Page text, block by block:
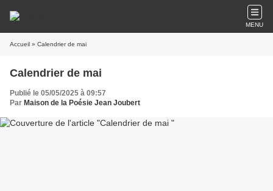
MENU
Accueil » Calendrier de mai
Calendrier de mai
Publié le 05/05/2025 à 09:57
Par Maison de la Poésie Jean Joubert